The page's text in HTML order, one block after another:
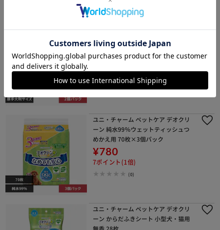
ユニ・チャーム ペットケア デオクリ
ーン オシッコ汚れおそうじウェットテ
ィッシュ 大判 25枚×2個パック
¥805
8ポイント(1倍)
(0)
ユニ・チャーム ペットケア デオクリ
ーン 純水99％ウェットティッシュつ
めかえ用 70枚×3個パック
¥780
7ポイント(1倍)
(0)
ユニ・チャーム ペットケア デオクリ
ーン からだふきシート 小型犬・猫用